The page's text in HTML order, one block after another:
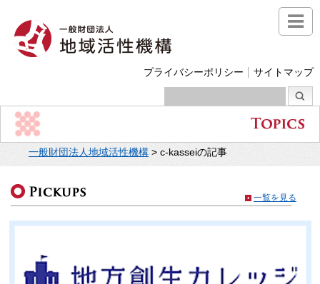
プライバシーポリシー サイトマップ
一般財団法人地域活性機構 > c-kasseiの記事
一覧を見る